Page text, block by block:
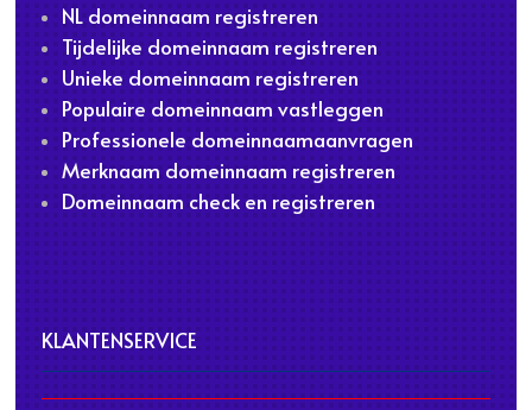
NL domeinnaam registreren
Tijdelijke domeinnaam registreren
Unieke domeinnaam registreren
Populaire domeinnaam vastleggen
Professionele domeinnaamaanvragen
Merknaam domeinnaam registreren
Domeinnaam check en registreren
KLANTENSERVICE